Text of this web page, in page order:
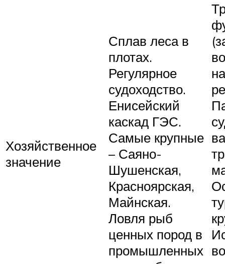
Хозяйственное
значение
Сплав леса в
плотах.
Регулярное
судоходство.
Енисейский
каскад ГЭС.
Самые крупные
– Саяно-
Шушенская,
Красноярская,
Майнская.
Ловля рыб
ценных пород в
промышленных